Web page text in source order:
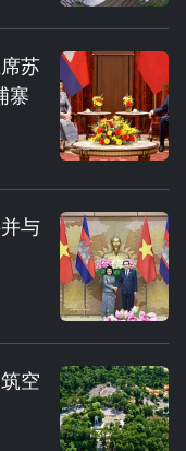
苏
寨
与
空